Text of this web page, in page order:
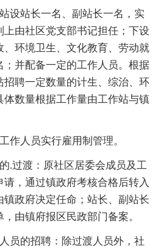
设站长一名、副站长一名，实
由社区党支部书记担任；下设
环境卫生、文化教育、劳动就
；并配备一定的工作人员。根据
招聘一定数量的计生、综治、环
体数量根据工作量由工作站与镇
作人员实行雇用制管理。
.过渡：原社区居委会成员及工
，通过镇政府考核合格后转入
政府决定任命；站长、副站长
由镇府报区民政部门备案。
员的招聘：除过渡人员外，社